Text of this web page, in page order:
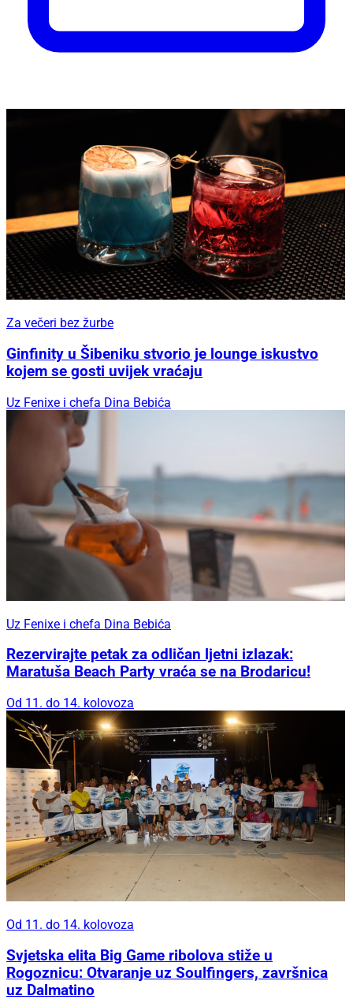
Za večeri bez žurbe
Ginfinity u Šibeniku stvorio je lounge iskustvo
kojem se gosti uvijek vraćaju
Uz Fenixe i chefa Dina Bebića
Uz Fenixe i chefa Dina Bebića
Rezervirajte petak za odličan ljetni izlazak:
Maratuša Beach Party vraća se na Brodaricu!
Od 11. do 14. kolovoza
Od 11. do 14. kolovoza
Svjetska elita Big Game ribolova stiže u
Rogoznicu: Otvaranje uz Soulfingers, završnica
uz Dalmatino